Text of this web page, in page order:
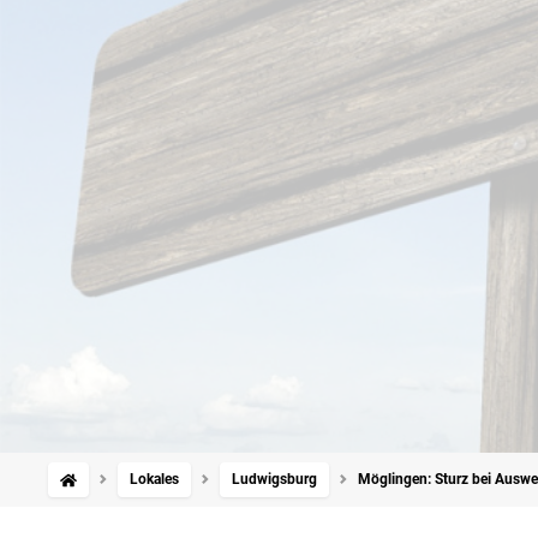
Lokales Ludwigsburg Möglingen: Sturz bei